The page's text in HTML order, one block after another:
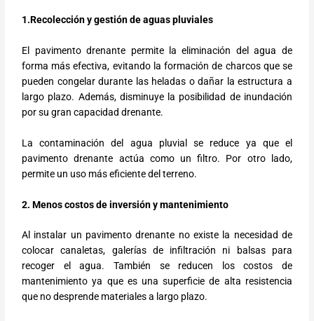
1.Recolección y gestión de aguas pluviales
El pavimento drenante permite la eliminación del agua de
forma más efectiva, evitando la formación de charcos que se
pueden congelar durante las heladas o dañar la estructura a
largo plazo. Además, disminuye la posibilidad de inundación
por su gran capacidad drenante.
La contaminación del agua pluvial se reduce ya que el
pavimento drenante actúa como un filtro. Por otro lado,
permite un uso más eficiente del terreno.
2. Menos costos de inversión y mantenimiento
Al instalar un pavimento drenante no existe la necesidad de
colocar canaletas, galerías de infiltración ni balsas para
recoger el agua. También se reducen los costos de
mantenimiento ya que es una superficie de alta resistencia
que no desprende materiales a largo plazo.